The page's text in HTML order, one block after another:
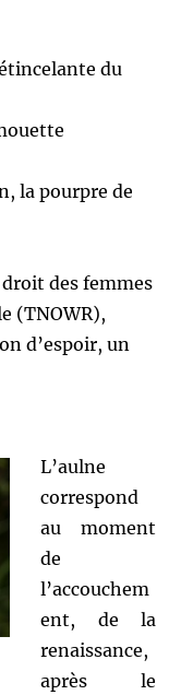
du
la pourpre de
des femmes
(TNOWR),
d’espoir, un
L’aulne
correspond
au moment
de
l’accouchem
ent, de la
renaissance,
après le